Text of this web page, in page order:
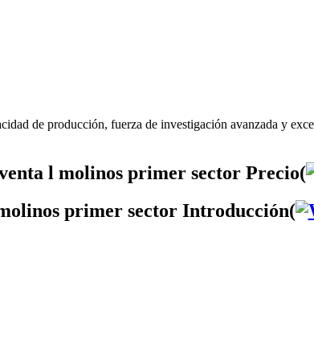
de producción, fuerza de investigación avanzada y
l molinos primer sector Precio(
primer sector Introducción(